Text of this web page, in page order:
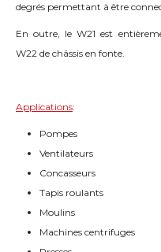
degrés permettant à être
En outre, le W21 est
W22 de châssis en fonte.
Applications:
Pompes
Ventilateurs
Concasseurs
Tapis roulants
Moulins
Machines centrifuges